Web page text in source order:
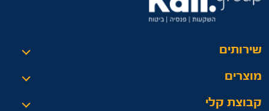
שירותים
מוצרים
קבוצת קלי